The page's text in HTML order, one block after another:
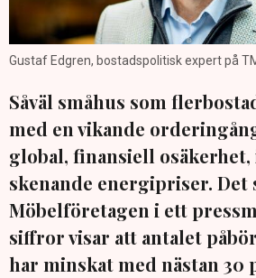
Gustaf Edgren, bostadspolitisk expert på
Såväl småhus som
med en vikande
global, finansiell
skenande energipriser.
Möbelföretagen i ett
siffror visar att antalet
har minskat med nästan 30